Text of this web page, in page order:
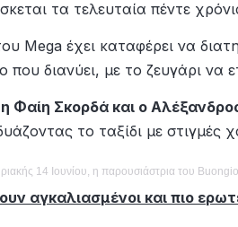
τα τελευταία πέντε
Mega έχει καταφέρει να
που διανύει, με το ζευγάρι να
η Φαίη Σκορδά και ο
το ταξίδι με στιγμές
14 Ιουνίου, η παρουσιάστρια του
αγκαλιασμένοι και πιο